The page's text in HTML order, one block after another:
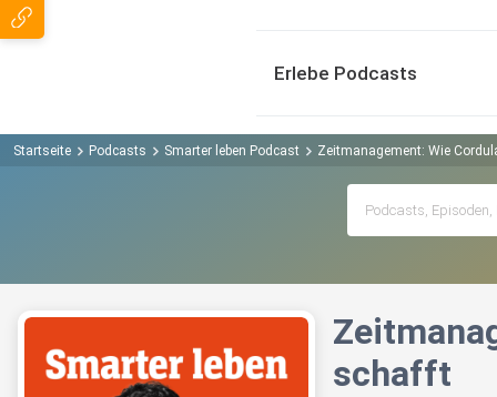
Erlebe Podcasts
Startseite Podcasts Smarter leben Podcast Zeitmanagement: Wie
schafft